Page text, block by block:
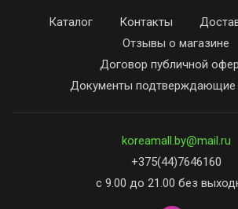
Каталог Контакты
Отзывы о магазине
Договор публичной
Документы подтверждающие
koreamall.by@mail.ru
+375(44)7646160
с 9.00 до 21.00 без